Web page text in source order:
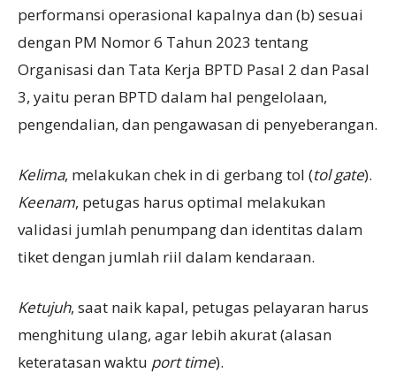
performansi operasional kapalnya dan (b) sesuai
dengan PM Nomor 6 Tahun 2023 tentang
Organisasi dan Tata Kerja BPTD Pasal 2 dan Pasal
3, yaitu peran BPTD dalam hal pengelolaan,
pengendalian, dan pengawasan di penyeberangan.
Kelima, melakukan chek in di gerbang tol (tol gate).
Keenam, petugas harus optimal melakukan
validasi jumlah penumpang dan identitas dalam
tiket dengan jumlah riil dalam kendaraan.
Ketujuh, saat naik kapal, petugas pelayaran harus
menghitung ulang, agar lebih akurat (alasan
keteratasan waktu port time).